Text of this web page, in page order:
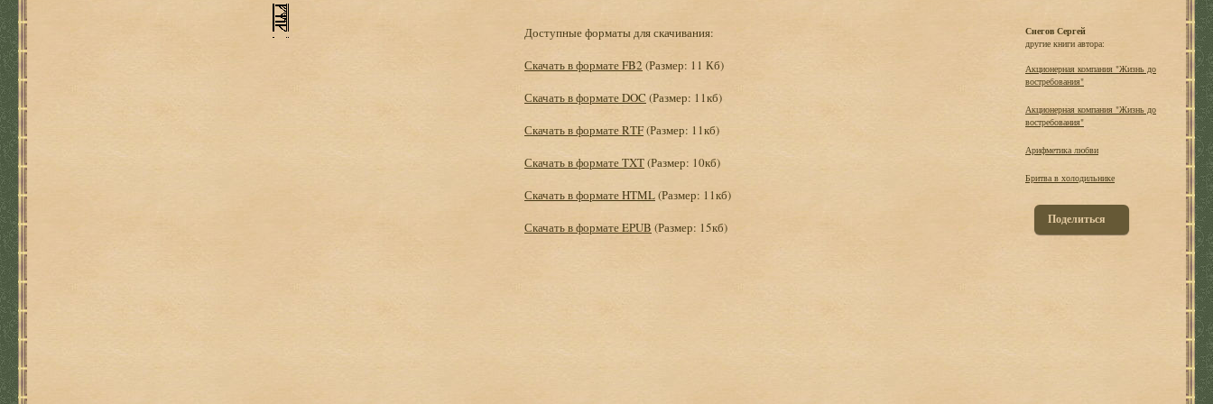
Доступные форматы для скачивания:
Скачать в формате FB2 (Размер: 11 Кб)
Скачать в формате DOC (Размер: 11кб)
Скачать в формате RTF(Размер: 11кб)
Скачать в формате TXT(Размер: 10кб)
Скачать в формате HTML(Размер: 11кб)
Скачать в формате EPUB (Размер: 15кб)
Снегов Сергей
другие книги автора:
Акционерная компания "Жизнь до
востребования"
Акционерная компания "Жизнь до
востребования"
Арифметика любви
Бритва в холодильнике
Поделиться